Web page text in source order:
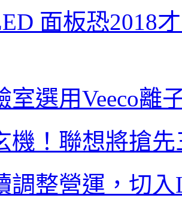
面板恐2018
室選用Veeco離
機！聯想將搶
調整營運，切入